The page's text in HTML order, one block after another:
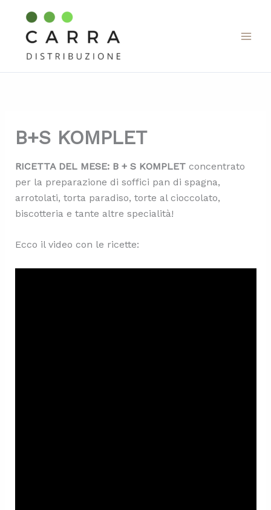
contenuto
B+S KOMPLET
RICETTA DEL MESE: B + S KOMPLETconcentrato
per la preparazione di soffici pan di spagna,
arrotolati, torta paradiso, torte al cioccolato,
biscotteria e tante altre specialità!
Ecco il video con le ricette: